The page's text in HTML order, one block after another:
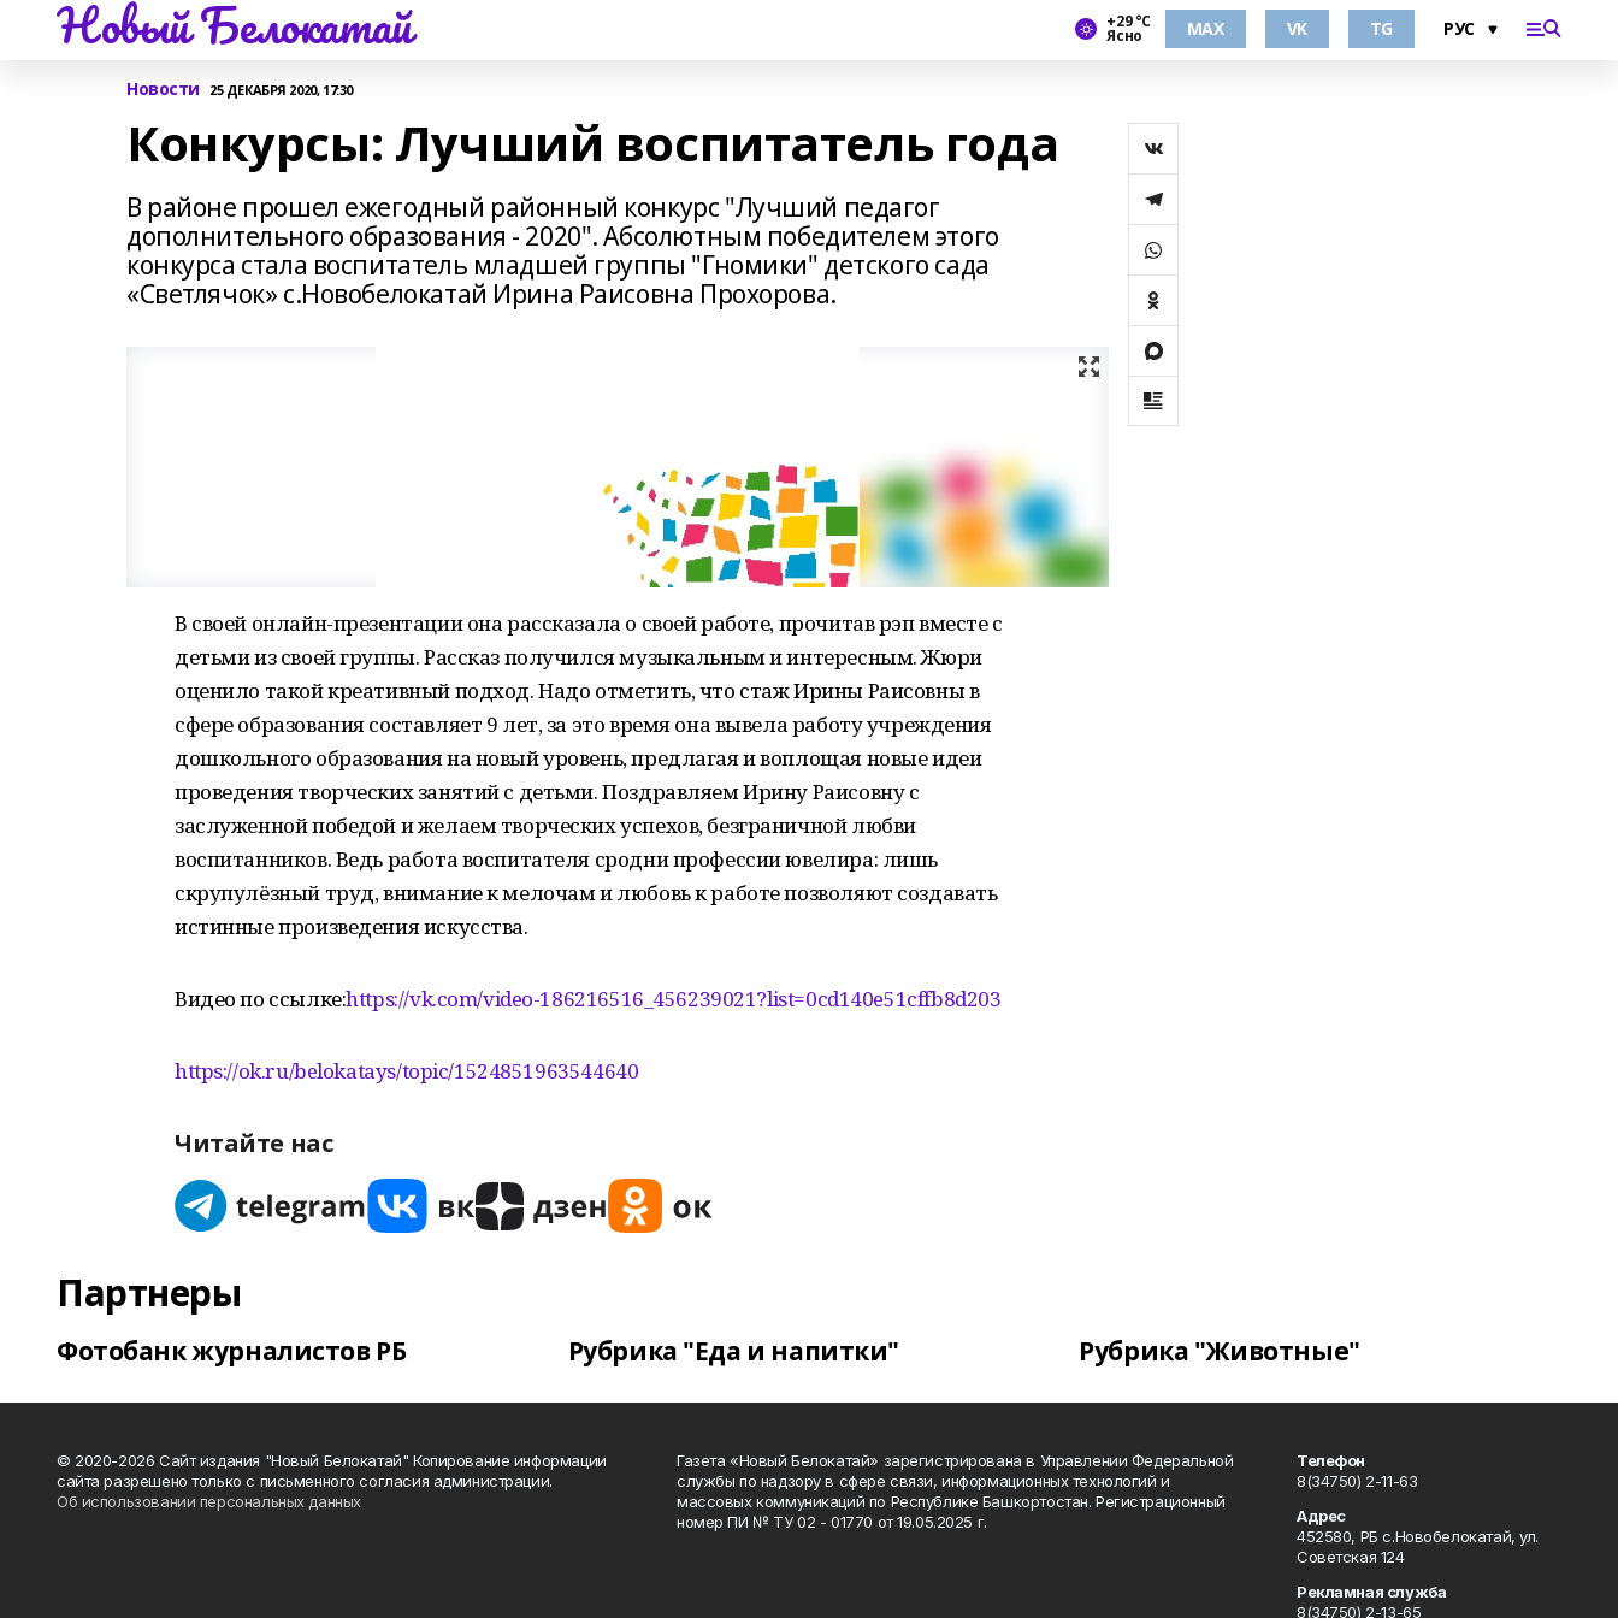
Новый Белокатай +29 °С
Ясно MAX VK TG
Новости 25 ДЕКАБРЯ 2020, 17:30
Конкурсы: Лучший воспитатель года
В районе прошел ежегодный районный конкурс "Лучший педагог
дополнительного образования - 2020". Абсолютным победителем этого
конкурса стала воспитатель младшей группы "Гномики" детского сада
«Светлячок» с.Новобелокатай Ирина Раисовна Прохорова.
В своей онлайн-презентации она рассказала о своей работе, прочитав рэп вместе с
детьми из своей группы. Рассказ получился музыкальным и интересным. Жюри
оценило такой креативный подход. Надо отметить, что стаж Ирины Раисовны в
сфере образования составляет 9 лет, за это время она вывела работу учреждения
дошкольного образования на новый уровень, предлагая и воплощая новые идеи
проведения творческих занятий с детьми. Поздравляем Ирину Раисовну с
заслуженной победой и желаем творческих успехов, безграничной любви
воспитанников. Ведь работа воспитателя сродни профессии ювелира: лишь
скрупулёзный труд, внимание к мелочам и любовь к работе позволяют создавать
истинные произведения искусства.
Видео по ссылке:https://vk.com/video-186216516_456239021?list=0cd140e51cffb8d203
https://ok.ru/belokatays/topic/1524851963544640
Читайте нас
Партнеры
Фотобанк журналистов РБ Рубрика "Еда и напитки" Рубрика "Животные"
© 2020-2026 Сайт издания "Новый Белокатай" Копирование информации
сайта разрешено только с письменного согласия администрации.
Об использовании персональных данных
Газета «Новый Белокатай» зарегистрирована в Управлении Федеральной
службы по надзору в сфере связи, информационных технологий и
массовых коммуникаций по Республике Башкортостан. Регистрационный
номер ПИ № ТУ 02 - 01770 от 19.05.2025 г.
Телефон
8(34750) 2-11-63
Адрес
452580, РБ с.Новобелокатай, ул.
Советская 124
Рекламная служба
8(34750) 2-13-65